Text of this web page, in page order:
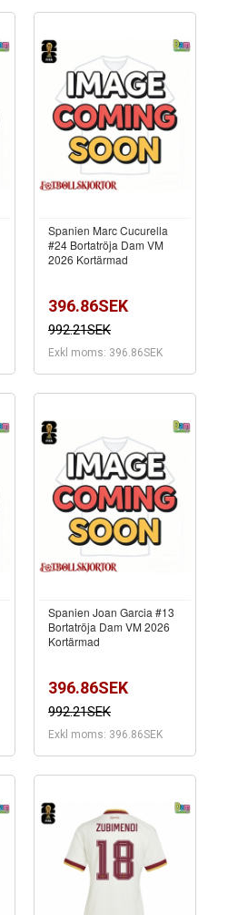
Spanien Marc Cucurella
#24 Bortatröja Dam VM
2026 Kortärmad
396.86SEK
992.21SEK
Exkl moms: 396.86SEK
Spanien Joan Garcia #13
Bortatröja Dam VM 2026
Kortärmad
396.86SEK
992.21SEK
Exkl moms: 396.86SEK